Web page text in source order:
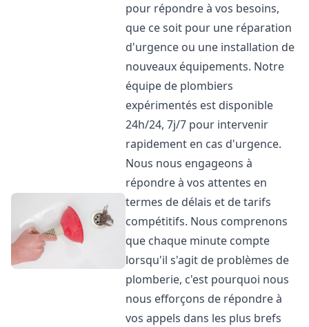
pour répondre à vos besoins,
que ce soit pour une réparation
d'urgence ou une installation de
nouveaux équipements. Notre
équipe de plombiers
expérimentés est disponible
24h/24, 7j/7 pour intervenir
rapidement en cas d'urgence.
Nous nous engageons à
répondre à vos attentes en
termes de délais et de tarifs
compétitifs. Nous comprenons
que chaque minute compte
lorsqu'il s'agit de problèmes de
plomberie, c'est pourquoi nous
nous efforçons de répondre à
vos appels dans les plus brefs